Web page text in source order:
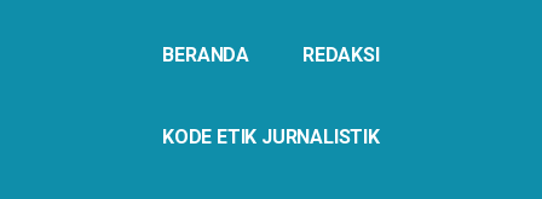
BERANDA REDAKSI
KODE ETIK JURNALISTIK